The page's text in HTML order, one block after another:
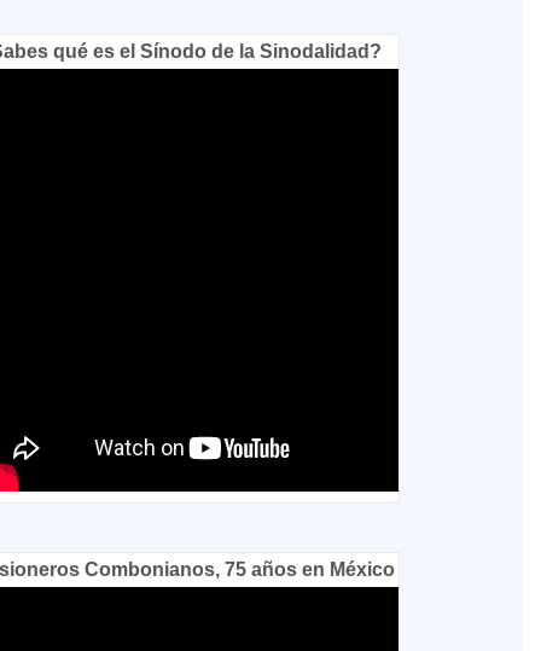
qué es el Sínodo de la Sinodalidad?
Combonianos, 75 años en México